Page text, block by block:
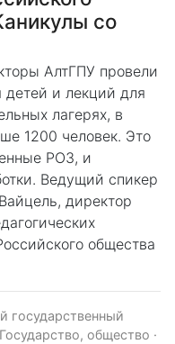
со
АлтГПУ провели
детей и лекций для
лагерях, в
1200 человек. Это
РОЗ, и
Ведущий спикер
директор
общества
государственный
Государство, общество ·